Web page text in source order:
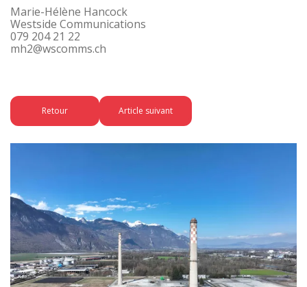
Marie-Hélène Hancock
Westside Communications
079 204 21 22
mh2@wscomms.ch
Retour Article suivant